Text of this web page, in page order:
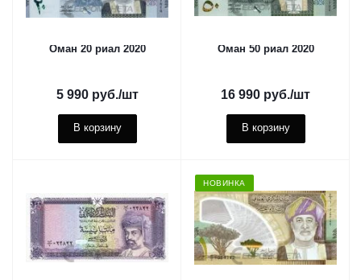
Оман 20 риал 2020
5 990руб./шт
В корзину
Оман 50 риал 2020
16 990 руб./шт
В корзину
НОВИНКА